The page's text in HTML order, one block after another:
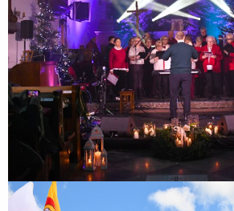
86. rocznica Obrony Zakroczymia